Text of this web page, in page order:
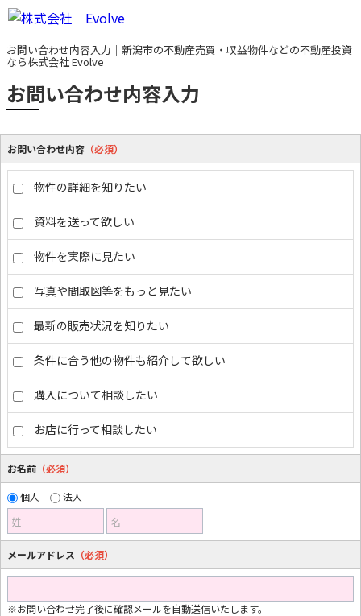
お問い合わせ内容入力｜新潟市の不動産売買・収益物件などの不動産投資
なら株式会社 Evolve
お問い合わせ内容入力
お問い合わせ内容 （必須）
物件の詳細を知りたい
資料を送って欲しい
物件を実際に見たい
写真や間取図等をもっと見たい
最新の販売状況を知りたい
条件に合う他の物件も紹介して欲しい
購入について相談したい
お店に行って相談したい
お名前 （必須）
個人
法人
姓
名
メールアドレス （必須）
※お問い合わせ完了後に確認メールを自動送信いたします。